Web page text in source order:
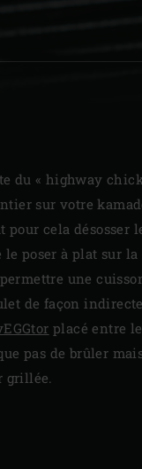
(Français)
du « highway
sur votre
cela désosser
poser à plat sur
une
de façon
placé entre
pas de brûler
grillée.